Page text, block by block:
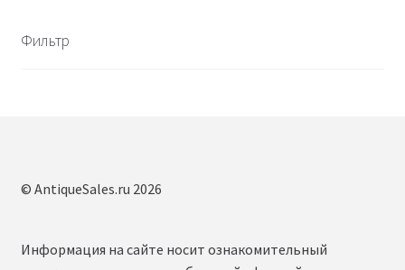
Фильтр
© AntiqueSales.ru 2026
Информация на сайте носит ознакомительный